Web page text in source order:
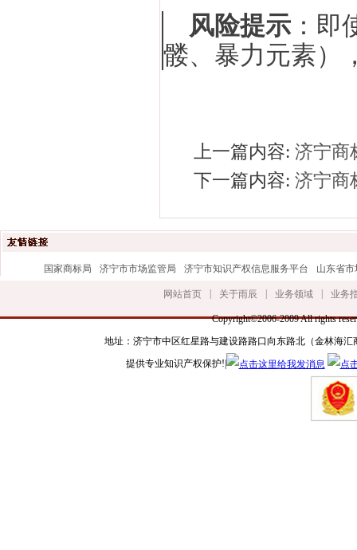
风险提示 ：
髅、暴力元素）
上一篇内容: 济宁商
下一篇内容: 济宁商
国家商标局 济宁市市场监管局 济宁市知识产权信息服务平台 山东省
网站首页 关于雨辰 业务领域 业务
Copyright©2006-2009 All rights
地址：济宁市中区红星路与建设路路口向东路北（金林海汇
提供专业知识产权保护!|